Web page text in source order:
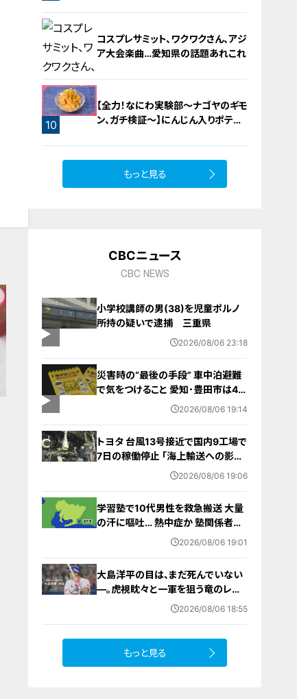
コスプレサミット、ワクワクさん、アジ
ア大会楽曲…愛知県の話題あれこれ
10
【全力！なにわ実験部～ナゴヤのギモ
ン、ガチ検証～】にんじん入りポテト
もっと見る
CBCニュース
CBC NEWS
小学校講師の男(38)を児童ポルノ
所持の疑いで逮捕 三重県
2026/08/06 23:18
災害時の“最後の手段” 車中泊避難
で気をつけること 愛知･豊田市は4年
前からマニュアル作成 最悪の場合2026/08/06 19:14
トヨタ 台風13号接近で国内9工場で
7日の稼働停止 ｢海上輸送への影響
を踏まえ判断｣ 夏季連休明けの17日
2026/08/06 19:06
学習塾で10代男性を救急搬送 大量
の汗に嘔吐… 熱中症か 塾関係者が
消防に通報 名古屋 2026/08/06 19:01
大島洋平の目は、まだ死んでいない
―。虎視眈々と一軍を狙う竜のレジ
ェンドが明かした現状とドラゴンズ
2026/08/06 18:55
もっと見る